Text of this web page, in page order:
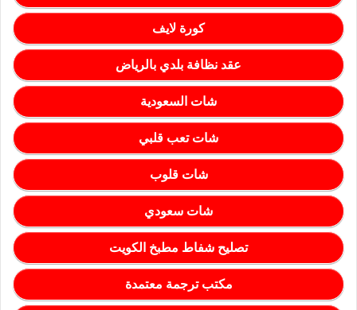
كورة لايف
عقد نظافة بلدي بالرياض
شات السعودية
شات تعب قلبي
شات قلوب
شات سعودي
تصليح شفاط مطبخ الكويت
مكتب ترجمة معتمدة